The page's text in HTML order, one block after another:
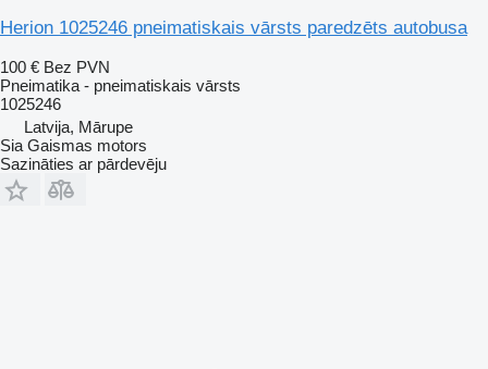
Herion 1025246 pneimatiskais vārsts paredzēts autobusa
100 € Bez PVN
Pneimatika - pneimatiskais vārsts
1025246
Latvija, Mārupe
Sia Gaismas motors
Sazināties ar pārdevēju